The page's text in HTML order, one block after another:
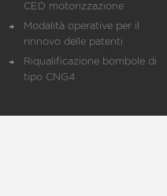
CED motorizzazione
Modalità operative per il
rinnovo delle patenti
Riqualificazione bombole di
tipo CNG4